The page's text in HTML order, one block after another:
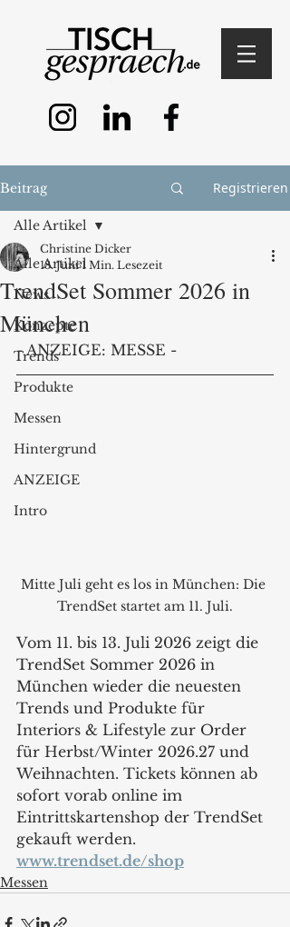
Beitrag Registrieren
Alle Artikel
News
Konzepte
Trends
Produkte
Messen
Hintergrund
ANZEIGE
Intro
Alle Artikel
TrendSet Sommer 2026 in
München
Christine Dicker
18. Juni 1 Min. Lesezeit
- ANZEIGE: MESSE -
Mitte Juli geht es los in München: Die
TrendSet startet am 11. Juli.
Vom 11. bis 13. Juli 2026 zeigt die
TrendSet Sommer 2026 in
München wieder die neuesten
Trends und Produkte für
Interiors & Lifestyle zur Order
für Herbst/Winter 2026.27 und
Weihnachten. Tickets können ab
sofort vorab online im
Eintrittskartenshop der TrendSet
gekauft werden.
www.trendset.de/shop
Messen